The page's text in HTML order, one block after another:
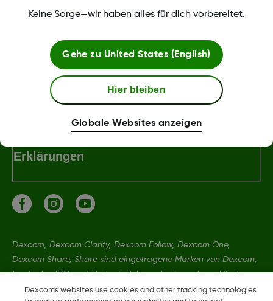
Bedingungen und Richtlinien
Dexcom Webshop Bedingungen
Erklärungen
Dexcom, Dexcom Clarity, Dexcom Follow, Dexcom One,
Dexcom Share, Share sind eingetragene Marken von Dexcom,
Inc. in den USA und sind möglicherweise in anderen Ländern
eingetragen.
Dexcom's websites use cookies and other tracking technologies
Keine Sorge—wir haben alles für dich vorbereitet.
Gehe zu United States (English)
Hier bleiben
Globale Websites anzeigen